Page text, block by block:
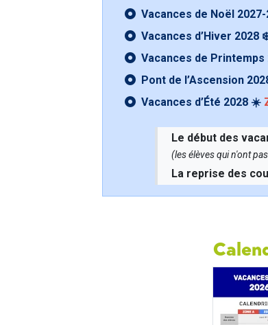
Vacances de Noël 2027-
Vacances d’Hiver 2028
Vacances de Printemps
Pont de l’Ascension
Vacances d’Été 2028 ☀️
Le début des
(les élèves qui n'ont
La reprise des